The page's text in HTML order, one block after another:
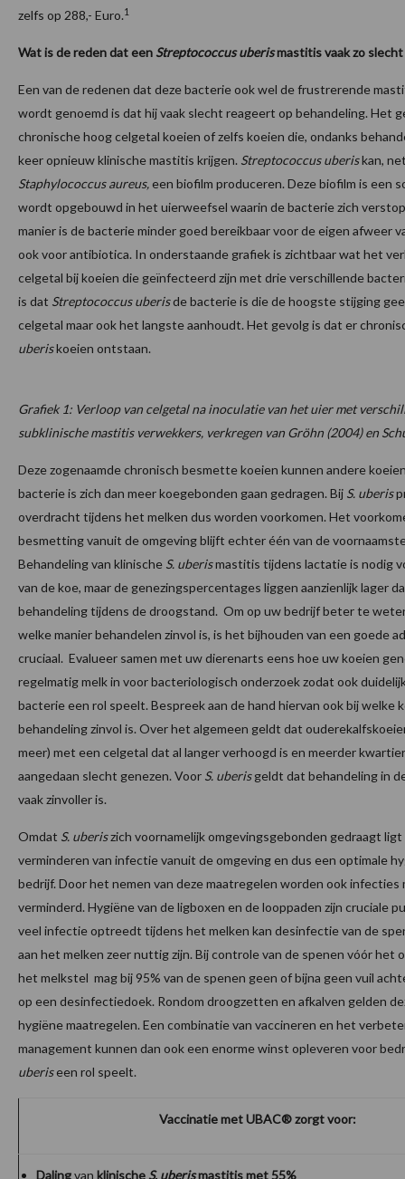
zelfs op 288,- Euro.1
Wat is de reden dat een Streptococcus uberismastitis vaak zo
Een van de redenen dat deze bacterie ook wel de frustrerende
wordt genoemd is dat hij vaak slecht reageert op behandeling. Het
chronische hoog celgetal koeien of zelfs koeien die, ondanks
keer opnieuw klinische mastitis krijgen. Streptococcus uberiskan,
Staphylococcus aureus,een biofilm produceren. Deze biofilm is een
wordt opgebouwd in het uierweefsel waarin de bacterie zich
manier is de bacterie minder goed bereikbaar voor de eigen afweer
ook voor antibiotica. In onderstaande grafiek is zichtbaar wat het
celgetal bij koeien die geïnfecteerd zijn met drie verschillende
is dat Streptococcus uberisde bacterie is die de hoogste stijging
celgetal maar ook het langste aanhoudt. Het gevolg is dat er
uberiskoeien ontstaan.
Grafiek 1: Verloop van celgetal na inoculatie van het uier met
subklinische mastitis verwekkers, verkregen van Gröhn (2004) en
Deze zogenaamde chronisch besmette koeien kunnen andere
bacterie is zich dan meer koegebonden gaan gedragen. Bij S. uberis
overdracht tijdens het melken dus worden voorkomen. Het
besmetting vanuit de omgeving blijft echter één van de
Behandeling van klinische S. uberismastitis tijdens lactatie is nodig
van de koe, maar de genezingspercentages liggen aanzienlijk lager
behandeling tijdens de droogstand. Om op uw bedrijf beter te
welke manier behandelen zinvol is, is het bijhouden van een goede
cruciaal. Evalueer samen met uw dierenarts eens hoe uw koeien
regelmatig melk in voor bacteriologisch onderzoek zodat ook
bacterie een rol speelt. Bespreek aan de hand hiervan ook bij welke
behandeling zinvol is. Over het algemeen geldt dat
meer) met een celgetal dat al langer verhoogd is en meerder
aangedaan slecht genezen. Voor S. uberisgeldt dat behandeling in
vaak zinvoller is.
Omdat S. uberiszich voornamelijk omgevingsgebonden gedraagt
verminderen van infectie vanuit de omgeving en dus een optimale
bedrijf. Door het nemen van deze maatregelen worden ook
verminderd. Hygiëne van de ligboxen en de looppaden zijn cruciale
veel infectie optreedt tijdens het melken kan desinfectie van de
aan het melken zeer nuttig zijn. Bij controle van de spenen vóór het
het melkstel mag bij 95% van de spenen geen of bijna geen vuil
op een desinfectiedoek. Rondom droogzetten en afkalven gelden
hygiëne maatregelen. Een combinatie van vaccineren en het
management kunnen dan ook een enorme winst opleveren voor
uberiseen rol speelt.
Vaccinatie met UBAC® zorgt voor:
Dalingvan klinische S. uberismastitis met 55%